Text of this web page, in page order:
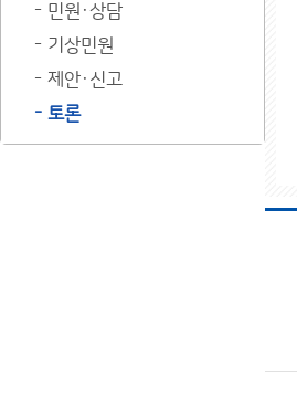
민원·상담
기상민원
제안·신고
토론